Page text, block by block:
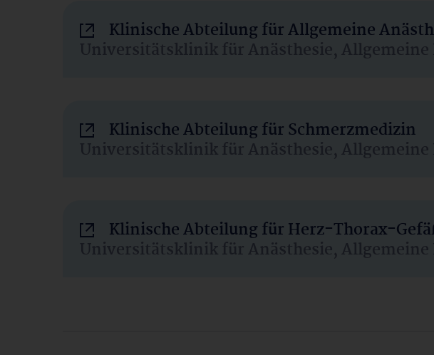
Klinische Abteilung für Allgemeine
Universitätsklinik für Anästhesie,
Klinische Abteilung für Schmerzmedizin
Universitätsklinik für Anästhesie,
Klinische Abteilung für Herz-Thorax-
Universitätsklinik für Anästhesie,